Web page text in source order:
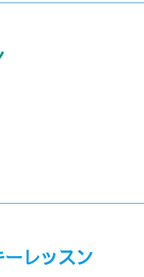
レッスン